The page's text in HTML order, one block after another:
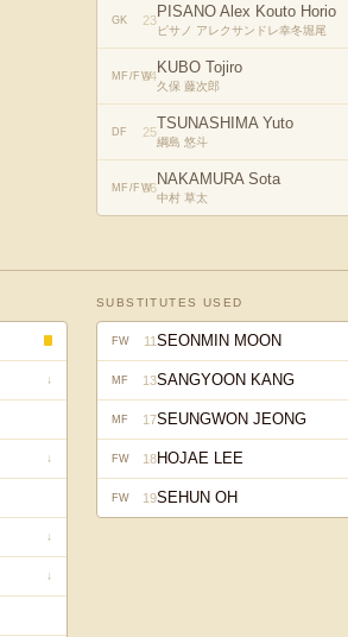
GK 23PISANO Alex Kouto Horio
ピサノ アレクサンドレ幸冬堀尾
MF/FW
24KUBO Tojiro
久保 藤次郎
DF 25TSUNASHIMA Yuto
綱島 悠斗
MF/FW
26NAKAMURA Sota
中村 草太
↓
↓
↓
↓
SUBSTITUTES USED
FW 11SEONMIN MOON
MF 13SANGYOON KANG
MF 17SEUNGWON JEONG
FW 18HOJAE LEE
FW 19SEHUN OH